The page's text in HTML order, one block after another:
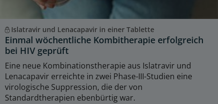
Islatravir und Lenacapavir in einer Tablette
Einmal wöchentliche Kombitherapie erfolgreich
bei HIV geprüft
Eine neue Kombinationstherapie aus Islatravir und
Lenacapavir erreichte in zwei Phase-III-Studien eine
virologische Suppression, die der von
Standardtherapien ebenbürtig war.